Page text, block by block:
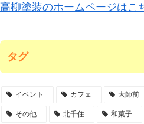
高柳塗装のホームページはこ
タグ
イベント カフェ 大師前
その他 北千住 和菓子